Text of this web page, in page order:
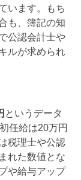
います。もち
も、簿記の知
公認会計士や
ルが求められ
というデータ
任給は20万円
税理士や公認
れた数値とな
や給与アップ